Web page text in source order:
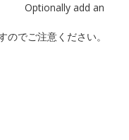
Optionally add an
でご注意ください。